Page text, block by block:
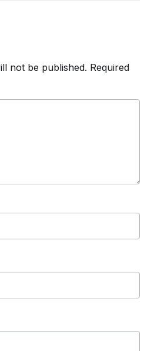
not be published. Required